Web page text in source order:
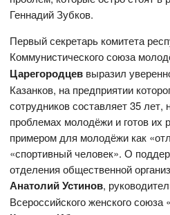
Геннадий Зубков.
Первый секретарь комитета
Коммунистического союза
Царегородцев выразил
Казанков, на предприятии
сотрудников составляет 35
проблемах молодёжи и готов их
примером для молодёжи как
«спортивный человек». О
отделения общественной
Анатолий Устинов,
Всероссийского женского